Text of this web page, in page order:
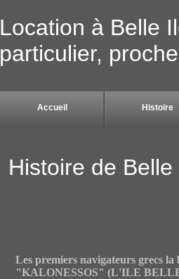
Les premiers navigateurs grecs la
"KALONESSOS" (L'ILE
Histoire de
Location à Belle
particulier,
Accueil Histoire